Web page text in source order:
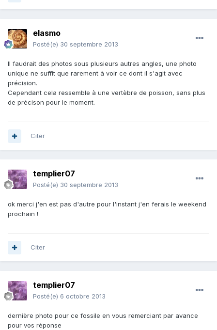
elasmo
Posté(e) 30 septembre 2013
Il faudrait des photos sous plusieurs autres angles, une photo
unique ne suffit que rarement à voir ce dont il s'agit avec
précision.
Cependant cela ressemble à une vertèbre de poisson, sans plus
de précison pour le moment.
Citer
templier07
Posté(e) 30 septembre 2013
ok merci j'en est pas d'autre pour l'instant j'en ferais le weekend
prochain !
Citer
templier07
Posté(e) 6 octobre 2013
dernière photo pour ce fossile en vous remerciant par avance
pour vos réponse